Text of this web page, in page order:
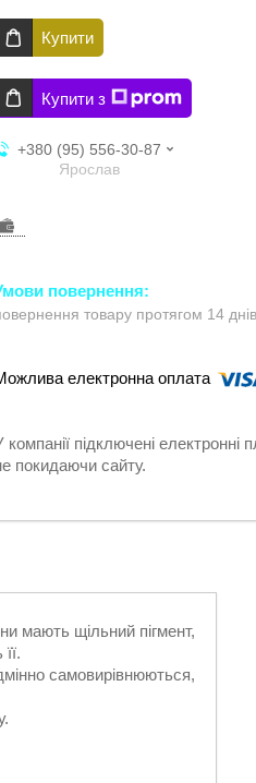
Купити
Купити з
+380 (95) 556-30-87
Ярослав
товару протягом 14 днів
компанії підключені
покидаючи сайту.
мають щільний пігмент,
самовирівнюються,